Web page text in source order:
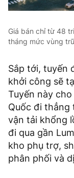
Giá bán chỉ từ 48
tháng mức vùng
Sắp tới, tuyến
khởi công sẽ
Tuyến này
Quốc đi thẳng
vận tải khổng
đi qua gần
kho phụ trợ,
phân phối và